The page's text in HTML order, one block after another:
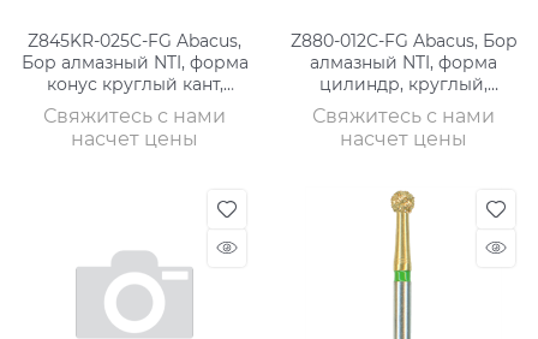
Z845KR-025C-FG Abacus,
Бор алмазный NTI, форма
конус круглый кант,
Свяжитесь с нами
насчет цены
Z880-012С-FG Abacus, Бор
алмазный NTI, форма
цилиндр, круглый,
Свяжитесь с нами
насчет цены